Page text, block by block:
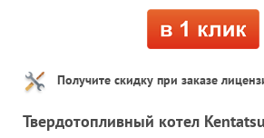
Получите скидку при заказе
Твердотопливный котел